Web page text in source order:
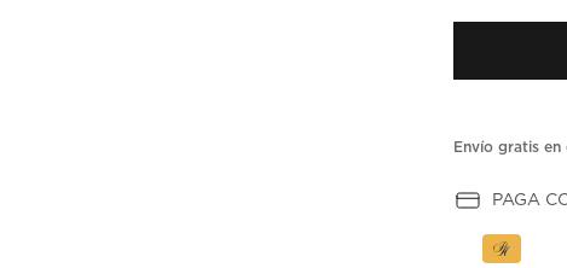
Envío gratis
PAGA